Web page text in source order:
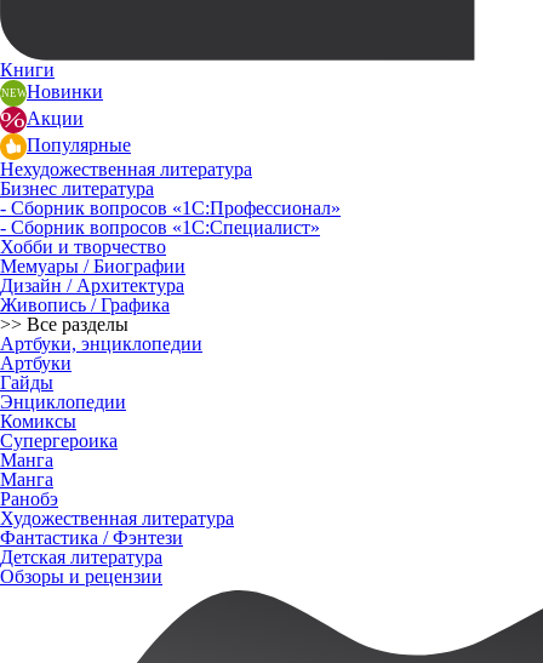
Книги
Новинки
Акции
Популярные
Нехудожественная литература
Бизнес литература
- Сборник вопросов «1С:Профессионал»
- Сборник вопросов «1С:Специалист»
Хобби и творчество
Мемуары / Биографии
Дизайн / Архитектура
Живопись / Графика
>> Все разделы
Артбуки, энциклопедии
Артбуки
Гайды
Энциклопедии
Комиксы
Супергероика
Манга
Манга
Ранобэ
Художественная литература
Фантастика / Фэнтези
Детская литература
Обзоры и рецензии